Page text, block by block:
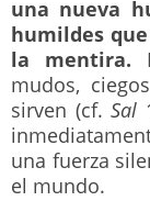
una nueva
humildes
la mentira.
mudos,
sirven (cf. Sal
una fuerza
el mundo.